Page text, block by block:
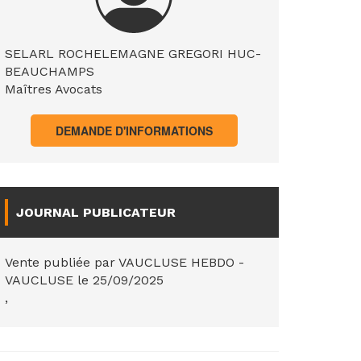
SELARL ROCHELEMAGNE GREGORI HUC-
BEAUCHAMPS
Maîtres Avocats
DEMANDE D'INFORMATIONS
JOURNAL PUBLICATEUR
Vente publiée par VAUCLUSE HEBDO -
VAUCLUSE le 25/09/2025
,